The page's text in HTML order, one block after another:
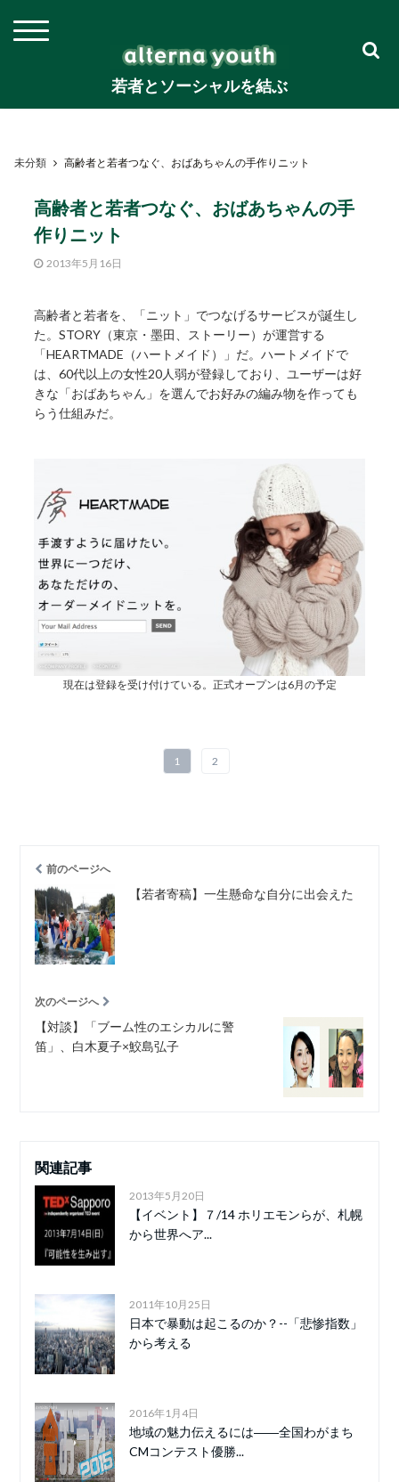
若者とソーシャルを結ぶ
未分類 高齢者と若者つなぐ、おばあちゃんの手作りニット
高齢者と若者つなぐ、おばあちゃんの手
作りニット
2013年5月16日
高齢者と若者を、「ニット」でつなげるサービスが誕生し
た。STORY（東京・墨田、ストーリー）が運営する
「HEARTMADE（ハートメイド）」だ。ハートメイドで
は、60代以上の女性20人弱が登録しており、ユーザーは好
きな「おばあちゃん」を選んでお好みの編み物を作っても
らう仕組みだ。
現在は登録を受け付けている。正式オープンは6月の予定
1 2
前のページへ
【若者寄稿】一生懸命な自分に出会えた
次のページへ
【対談】「ブーム性のエシカルに警
笛」、白木夏子×鮫島弘子
関連記事
2013年5月20日
【イベント】７/14 ホリエモンらが、札幌
から世界へア...
2011年10月25日
日本で暴動は起こるのか？--「悲惨指数」
から考える
2016年1月4日
地域の魅力伝えるには――全国わがまち
CMコンテスト優勝...